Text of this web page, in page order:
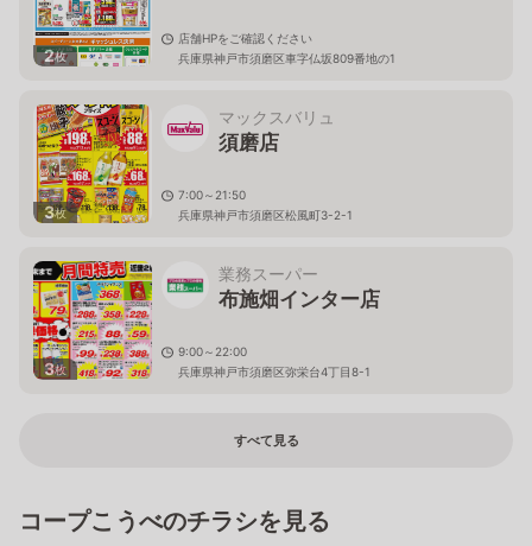
2枚
店舗HPをご確認ください
兵庫県神戸市須磨区車字仏坂809番地の1
3枚
マックスバリュ
須磨店
7:00～21:50
兵庫県神戸市須磨区松風町3-2-1
3枚
業務スーパー
布施畑インター店
9:00～22:00
兵庫県神戸市須磨区弥栄台4丁目8-1
すべて見る
コープこうべのチラシを見る